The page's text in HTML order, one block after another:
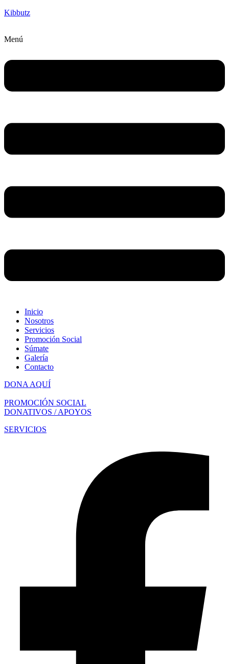
Kibbutz
Menú
Inicio
Nosotros
Servicios
Promoción Social
Súmate
Galería
Contacto
DONA AQUÍ
PROMOCIÓN SOCIAL
DONATIVOS / APOYOS
SERVICIOS